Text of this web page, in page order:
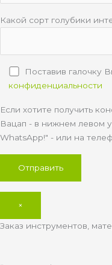
Какой сорт голубики
Поставив галочку
конфиденциальности
Если хотите получить
Вацап - в нижнем левом
WhatsApp!" - или на
×
Заказ инструментов,